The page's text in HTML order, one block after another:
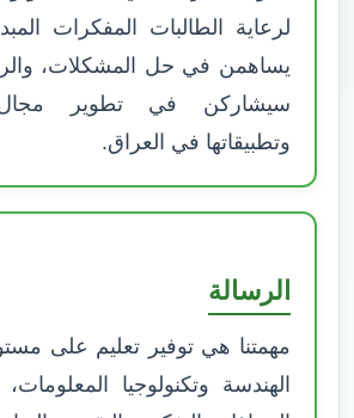
لرعاية الطالبات المفكرات
يساهمن في حل المشكلات،
سيشاركن في تطوير مجال
وتطبيقاتها في العراق.
الرسالة
مهمتنا هي توفير تعليم على
الهندسة وتكنولوجيا